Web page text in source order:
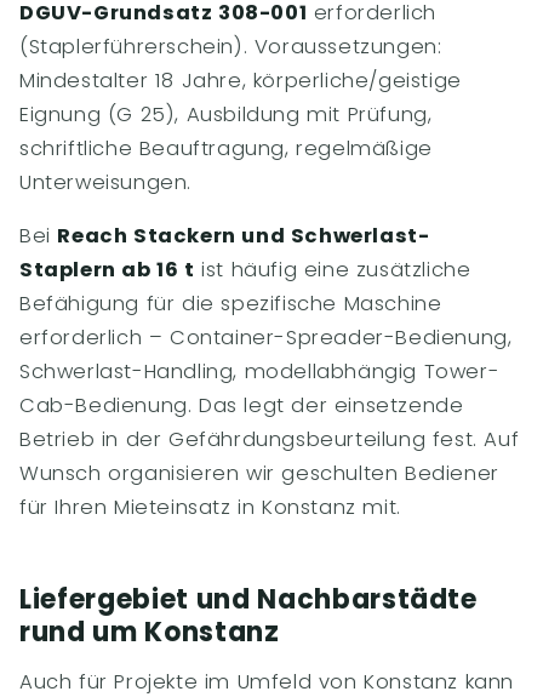
DGUV-Grundsatz 308-001 erforderlich
(Staplerführerschein). Voraussetzungen:
Mindestalter 18 Jahre, körperliche/geistige
Eignung (G 25), Ausbildung mit Prüfung,
schriftliche Beauftragung, regelmäßige
Unterweisungen.
Bei Reach Stackern und Schwerlast-
Staplern ab 16 t ist häufig eine zusätzliche
Befähigung für die spezifische Maschine
erforderlich – Container-Spreader-Bedienung,
Schwerlast-Handling, modellabhängig Tower-
Cab-Bedienung. Das legt der einsetzende
Betrieb in der Gefährdungsbeurteilung fest. Auf
Wunsch organisieren wir geschulten Bediener
für Ihren Mieteinsatz in Konstanz mit.
Liefergebiet und Nachbarstädte
rund um Konstanz
Auch für Projekte im Umfeld von Konstanz kann